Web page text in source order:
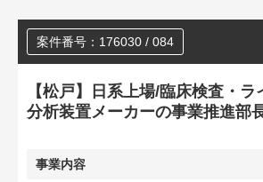
案件番号：176030 / 084
【松戸】日系上場/臨床検査・
分析装置メーカーの事業推進部
事業内容